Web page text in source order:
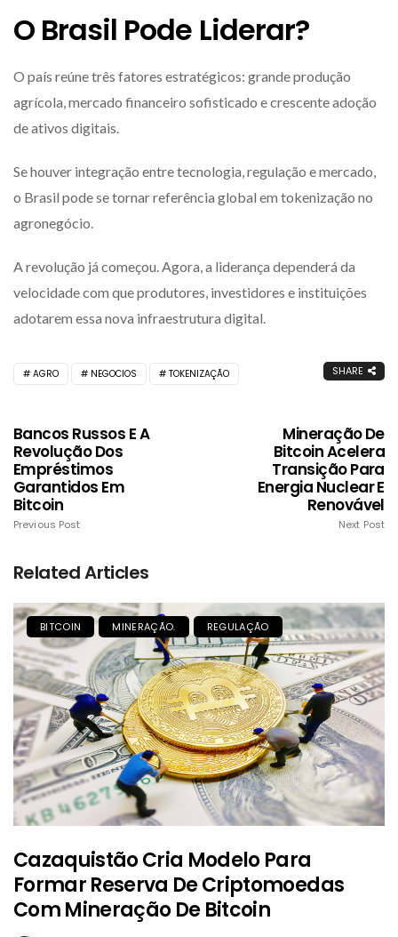
O Brasil Pode Liderar?
O país reúne três fatores estratégicos: grande produção
agrícola, mercado financeiro sofisticado e crescente adoção
de ativos digitais.
Se houver integração entre tecnologia, regulação e mercado,
o Brasil pode se tornar referência global em tokenização no
agronegócio.
A revolução já começou. Agora, a liderança dependerá da
velocidade com que produtores, investidores e instituições
adotarem essa nova infraestrutura digital.
AGRO NEGOCIOS TOKENIZAÇÃO SHARE
Bancos Russos E A
Revolução Dos
Empréstimos
Garantidos Em
Bitcoin
Previous Post
Mineração De
Bitcoin Acelera
Transição Para
Energia Nuclear E
Renovável
Next Post
Related Articles
BITCOIN MINERAÇÃO. REGULAÇÃO
Cazaquistão Cria Modelo Para
Formar Reserva De Criptomoedas
Com Mineração De Bitcoin